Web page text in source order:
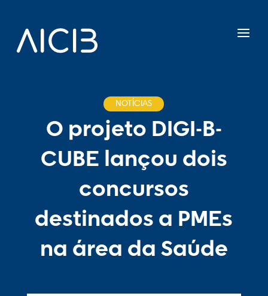
NOTÍCIAS
O projeto DIGI-B-
CUBE lançou dois
concursos
destinados a PMEs
na área da Saúde